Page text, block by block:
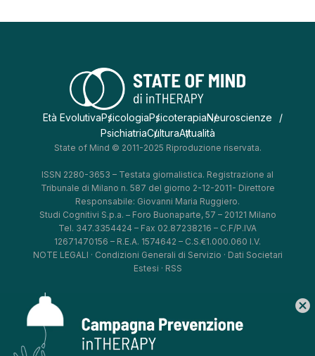
Età EvolutivaPsicologiaPsicoterapiaNeuroscienze
PsichiatriaCulturaAttualità
State of Mind © 2011-2025 Riproduzione riservata.
ISSN 2280-3653 – Testata giornalistica. Registrazione al
Tribunale di Milano n. 587 del giorno 2-12-2011- Direttore
Responsabile: Giovanni Maria Ruggiero.
Studi Cognitivi S.p.a. – Foro Buonaparte, 57 – 20121 Milano
Tel. 347.3354424 – Fax 02.87238216 – C.F/P.IVA
12671470156 – R.E.A. 1574642 – C.S.€1.000.060 I.V.
NOTE LEGALI · Condizioni Generali di Servizio · Dati Societari
Estesi · RSS
Aggiorna le tue preferenze–
** **
cancel